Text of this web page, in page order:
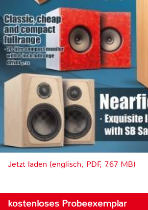
Jetzt laden (englisch, PDF, 7.67 MB)
kostenloses Probeexemplar